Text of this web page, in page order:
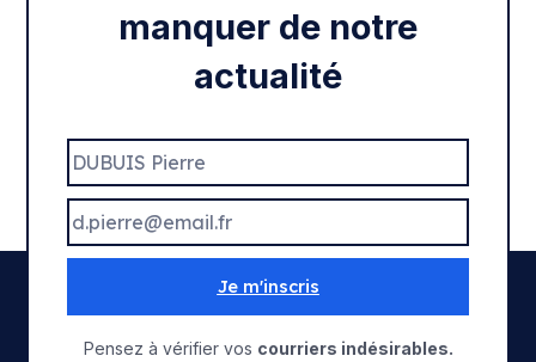
manquer de notre
actualité
Je m'inscris
Pensez à vérifier vos courriers indésirables.